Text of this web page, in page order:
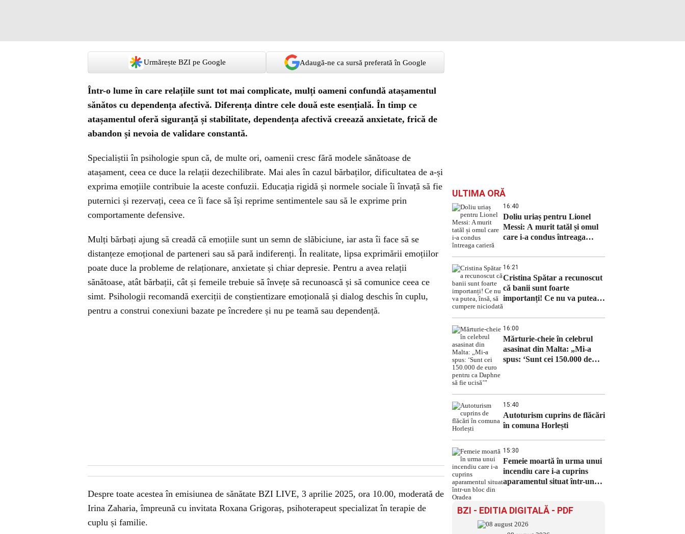
Urmărește BZI pe Google Adaugă-ne ca sursă preferată în Google
Într-o lume în care relațiile sunt tot mai complicate, mulți oameni confundă atașamentul
sănătos cu dependența afectivă. Diferența dintre cele două este esențială. În timp ce
atașamentul oferă siguranță și stabilitate, dependența afectivă creează anxietate, frică de
abandon și nevoia de validare constantă.
Specialiștii în psihologie spun că, de multe ori, oamenii cresc fără modele sănătoase de
atașament, ceea ce duce la relații dezechilibrate. Mai ales în cazul bărbaților, dificultatea de a-și
exprima emoțiile contribuie la aceste confuzii. Educația rigidă și normele sociale îi învață să fie
puternici și rezervați, ceea ce îi face să își reprime sentimentele sau să le exprime prin
comportamente defensive.
Mulți bărbați ajung să creadă că emoțiile sunt un semn de slăbiciune, iar asta îi face să se
distanțeze emoțional de parteneri sau să pară indiferenți. În realitate, lipsa exprimării emoțiilor
poate duce la probleme de relaționare, anxietate și chiar depresie. Pentru a avea relații
sănătoase, atât bărbații, cât și femeile trebuie să învețe să recunoască și să comunice ceea ce
simt. Psihologii recomandă exerciții de conștientizare emoțională și dialog deschis în cuplu,
pentru a construi conexiuni bazate pe încredere și nu pe teamă sau dependență.
Despre toate acestea în emisiunea de sănătate BZI LIVE, 3 aprilie 2025, ora 10.00, moderată de
Irina Zaharia, împreună cu invitata Roxana Grigoraș, psihoterapeut specializat în terapie de
cuplu și familie.
ULTIMA ORĂ
16:40
Doliu uriaș pentru Lionel
Messi: A murit tatăl și omul
care i-a condus întreaga
16:21
Cristina Spătar a recunoscut
că banii sunt foarte
importanți! Ce nu va putea,
16:00
Mărturie-cheie în celebrul
asasinat din Malta: „Mi-a
spus: ‘Sunt cei 150.000 de
15:40
Autoturism cuprins de flăcări
în comuna Horlești
15:30
Femeie moartă în urma unui
incendiu care i-a cuprins
aparamentul situat într-un
BZI - EDITIA DIGITALĂ - PDF